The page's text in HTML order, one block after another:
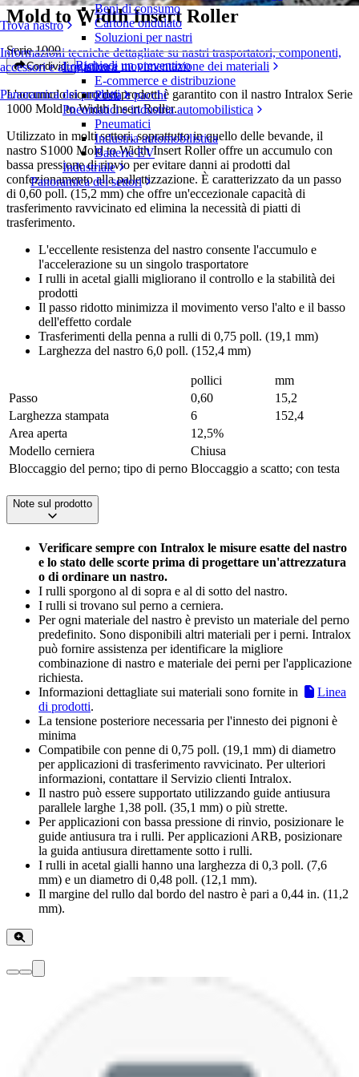
Trova nastro
Informazioni tecniche dettagliate su nastri trasportatori, componenti,
accessori e altro ancora
Panoramica dei prodotti
Beni di consumo
Cartone ondulato
Soluzioni per nastri
Logistica e movimentazione dei materiali
E-commerce e distribuzione
Posta e pacchi
Pneumatici e industria automobilistica
Pneumatici
Industria automobilistica
Batterie EV
Industriale
Panoramica dei settori
Mold to Width Insert Roller
Serie 1000
Condividi Richiedi un preventivo
L'accumulo sicuro dei prodotti è garantito con il nastro Intralox Serie
1000 Mold to Width Insert Roller.
Utilizzato in molti settori, soprattutto in quello delle bevande, il
nastro S1000 Mold to Width Insert Roller offre un accumulo con
bassa pressione di rinvio per evitare danni ai prodotti dal
confezionamento alla pallettizzazione. È caratterizzato da un passo
di 0,60 poll. (15,2 mm) che offre un'eccezionale capacità di
trasferimento ravvicinato ed elimina la necessità di piatti di
trasferimento.
L'eccellente resistenza del nastro consente l'accumulo e
l'accelerazione su un singolo trasportatore
I rulli in acetal gialli migliorano il controllo e la stabilità dei
prodotti
Il passo ridotto minimizza il movimento verso l'alto e il basso
dell'effetto cordale
Trasferimenti della penna a rulli di 0,75 poll. (19,1 mm)
Larghezza del nastro 6,0 poll. (152,4 mm)
pollici
mm
Passo
0,60
15,2
Larghezza stampata
6
152,4
Area aperta
12,5%
Modello cerniera
Chiusa
Bloccaggio del perno; tipo di perno Bloccaggio a scatto; con testa
Note sul prodotto
Verificare sempre con Intralox le misure esatte del nastro
e lo stato delle scorte prima di progettare un'attrezzatura
o di ordinare un nastro.
I rulli sporgono al di sopra e al di sotto del nastro.
I rulli si trovano sul perno a cerniera.
Per ogni materiale del nastro è previsto un materiale del perno
predefinito. Sono disponibili altri materiali per i perni. Intralox
può fornire assistenza per identificare la migliore
combinazione di nastro e materiale dei perni per l'applicazione
richiesta.
Informazioni dettagliate sui materiali sono fornite in
Linea
di prodotti.
La tensione posteriore necessaria per l'innesto dei pignoni è
minima
Compatibile con penne di 0,75 poll. (19,1 mm) di diametro
per applicazioni di trasferimento ravvicinato. Per ulteriori
informazioni, contattare il Servizio clienti Intralox.
Il nastro può essere supportato utilizzando guide antiusura
parallele larghe 1,38 poll. (35,1 mm) o più strette.
Per applicazioni con bassa pressione di rinvio, posizionare le
guide antiusura tra i rulli. Per applicazioni ARB, posizionare
la guida antiusura direttamente sotto i rulli.
I rulli in acetal gialli hanno una larghezza di 0,3 poll. (7,6
mm) e un diametro di 0,48 poll. (12,1 mm).
Il margine del rullo dal bordo del nastro è pari a 0,44 in. (11,2
mm).